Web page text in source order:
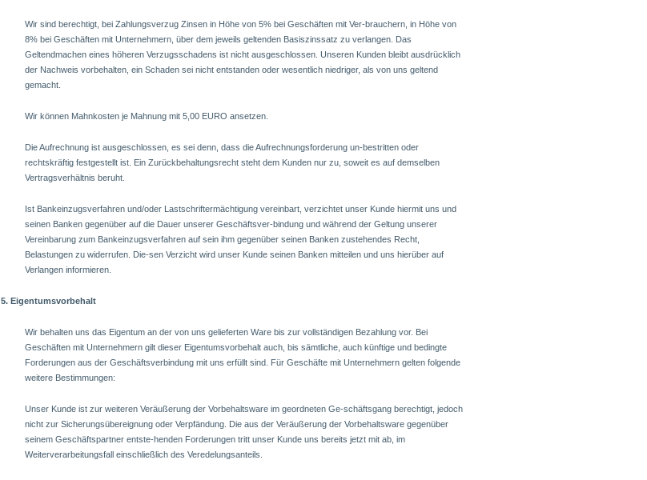
Wir sind berechtigt, bei Zahlungsverzug Zinsen in Höhe von 5% bei Geschäften mit Ver-brauchern, in Höhe von
8% bei Geschäften mit Unternehmern, über dem jeweils geltenden Basiszinssatz zu verlangen. Das
Geltendmachen eines höheren Verzugsschadens ist nicht ausgeschlossen. Unseren Kunden bleibt ausdrücklich
der Nachweis vorbehalten, ein Schaden sei nicht entstanden oder wesentlich niedriger, als von uns geltend
gemacht.
Wir können Mahnkosten je Mahnung mit 5,00 EURO ansetzen.
Die Aufrechnung ist ausgeschlossen, es sei denn, dass die Aufrechnungsforderung un-bestritten oder
rechtskräftig festgestellt ist. Ein Zurückbehaltungsrecht steht dem Kunden nur zu, soweit es auf demselben
Vertragsverhältnis beruht.
Ist Bankeinzugsverfahren und/oder Lastschriftermächtigung vereinbart, verzichtet unser Kunde hiermit uns und
seinen Banken gegenüber auf die Dauer unserer Geschäftsver-bindung und während der Geltung unserer
Vereinbarung zum Bankeinzugsverfahren auf sein ihm gegenüber seinen Banken zustehendes Recht,
Belastungen zu widerrufen. Die-sen Verzicht wird unser Kunde seinen Banken mitteilen und uns hierüber auf
Verlangen informieren.
5. Eigentumsvorbehalt
Wir behalten uns das Eigentum an der von uns gelieferten Ware bis zur vollständigen Bezahlung vor. Bei
Geschäften mit Unternehmern gilt dieser Eigentumsvorbehalt auch, bis sämtliche, auch künftige und bedingte
Forderungen aus der Geschäftsverbindung mit uns erfüllt sind. Für Geschäfte mit Unternehmern gelten folgende
weitere Bestimmungen:
Unser Kunde ist zur weiteren Veräußerung der Vorbehaltsware im geordneten Ge-schäftsgang berechtigt, jedoch
nicht zur Sicherungsübereignung oder Verpfändung. Die aus der Veräußerung der Vorbehaltsware gegenüber
seinem Geschäftspartner entste-henden Forderungen tritt unser Kunde uns bereits jetzt mit ab, im
Weiterverarbeitungsfall einschließlich des Veredelungsanteils.